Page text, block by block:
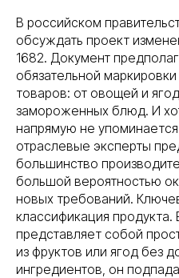
В российском
обсуждать проект
1682. Документ
обязательной
товаров: от овощей и
замороженных блюд. И
напрямую не
отраслевые эксперты
большинство
большой вероятностью
новых требований.
классификация
представляет собой
из фруктов или ягод без
ингредиентов, он